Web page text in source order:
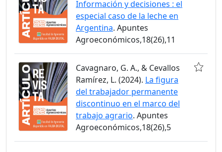
Información y decisiones : el
especial caso de la leche en
Argentina. Apuntes
Agroeconómicos,18(26),11
Cavagnaro, G. A., & Cevallos
Ramírez, L. (2024). La figura
del trabajador permanente
discontinuo en el marco del
trabajo agrario. Apuntes
Agroeconómicos,18(26),5